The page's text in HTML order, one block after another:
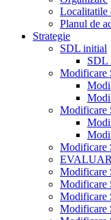
Localitatile
Planul de
Strategie
SDL initial
SDL
Modificare
Modificare
Modificare
Modificare
Modificare
Modificare
Modificare